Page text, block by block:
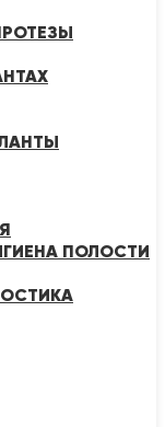
ПОЛОСТИ